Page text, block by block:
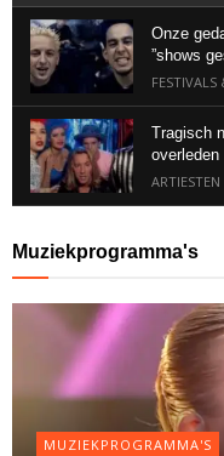
Onze
”shows
FESTIVALS
Tragisch
overleden
ARTIESTEN
buitenland
Bizarre
ophef
ARTIESTEN
Muziekprogramma's
MUZIEKPROGRAMMA'S